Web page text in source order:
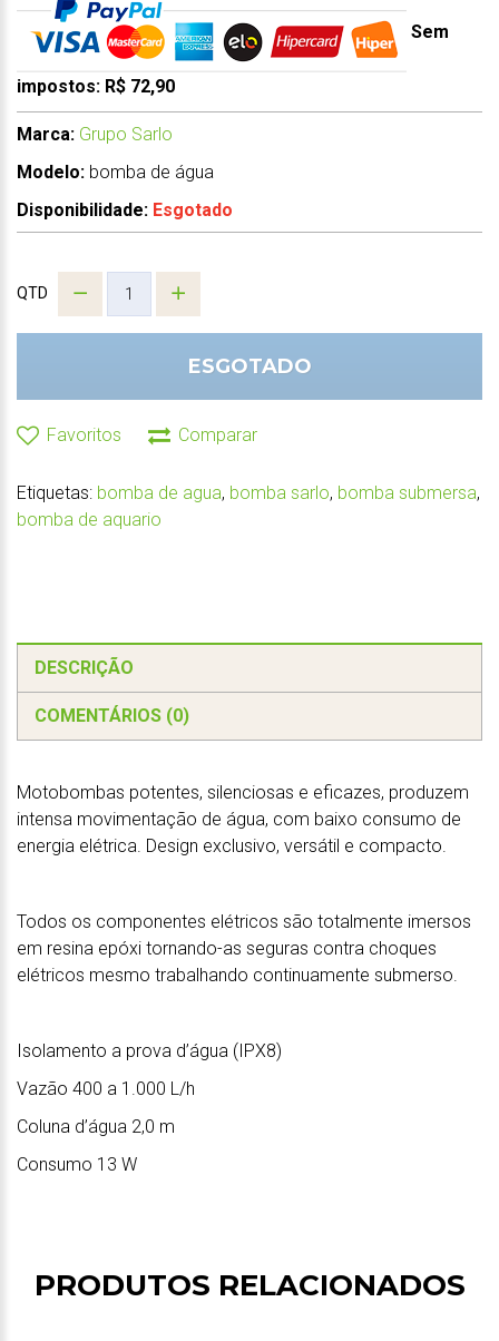
Sem
impostos: R$ 72,90
Marca: Grupo Sarlo
Modelo: bomba de água
Disponibilidade: Esgotado
QTD
ESGOTADO
Favoritos Comparar
Etiquetas: bomba de agua, bomba sarlo, bomba submersa,
bomba de aquario
DESCRIÇÃO
COMENTÁRIOS (0)
Motobombas potentes, silenciosas e eficazes, produzem
intensa movimentação de água, com baixo consumo de
energia elétrica. Design exclusivo, versátil e compacto.
Todos os componentes elétricos são totalmente imersos
em resina epóxi tornando-as seguras contra choques
elétricos mesmo trabalhando continuamente submerso.
Isolamento a prova d’água (IPX8)
Vazão 400 a 1.000 L/h
Coluna d’água 2,0 m
Consumo 13 W
PRODUTOS RELACIONADOS